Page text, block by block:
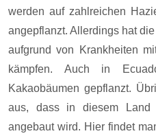
werden auf zahlreichen
angepflanzt. Allerdings hat
aufgrund von Krankheiten
kämpfen. Auch in
Kakaobäumen gepflanzt.
aus, dass in diesem
angebaut wird. Hier findet